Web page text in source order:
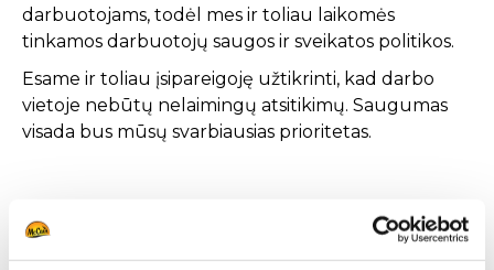
darbuotojams, todėl mes ir toliau laikomės
tinkamos darbuotojų saugos ir sveikatos politikos.
Esame ir toliau įsipareigoję užtikrinti, kad darbo
vietoje nebūtų nelaimingų atsitikimų. Saugumas
visada bus mūsų svarbiausias prioritetas.